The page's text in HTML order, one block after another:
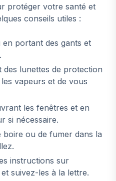
protéger votre santé et
conseils utiles :
portant des gants et
des lunettes de protection
vapeurs et de vous
les fenêtres et en
si nécessaire.
boire ou de fumer dans la
instructions sur
suivez-les à la lettre.